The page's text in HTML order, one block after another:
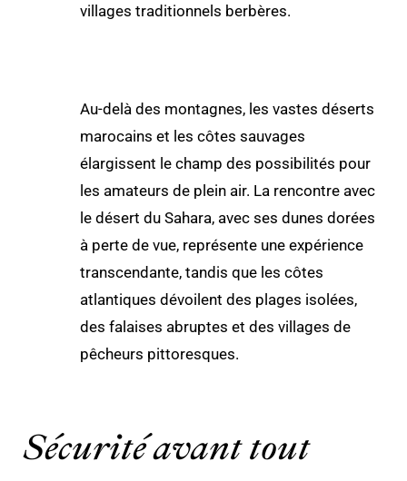
villages traditionnels berbères.
Au-delà des montagnes, les vastes déserts
marocains et les côtes sauvages
élargissent le champ des possibilités pour
les amateurs de plein air. La rencontre avec
le désert du Sahara, avec ses dunes dorées
à perte de vue, représente une expérience
transcendante, tandis que les côtes
atlantiques dévoilent des plages isolées,
des falaises abruptes et des villages de
pêcheurs pittoresques.
Sécurité avant tout